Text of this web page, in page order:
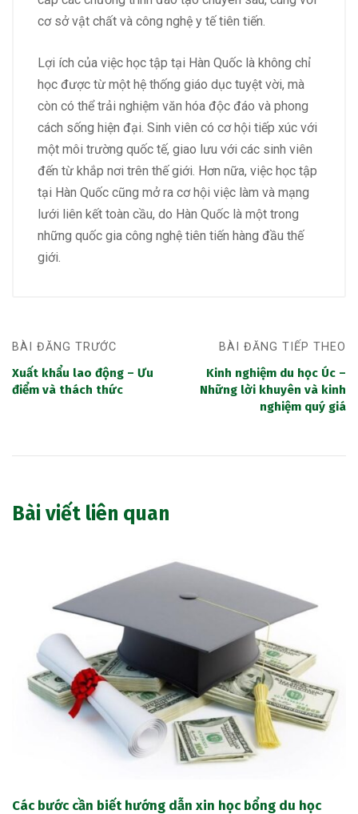
cơ sở vật chất và công nghệ y tế tiên tiến.
Lợi ích của việc học tập tại Hàn Quốc là không chỉ
học được từ một hệ thống giáo dục tuyệt vời, mà
còn có thể trải nghiệm văn hóa độc đáo và phong
cách sống hiện đại. Sinh viên có cơ hội tiếp xúc với
một môi trường quốc tế, giao lưu với các sinh viên
đến từ khắp nơi trên thế giới. Hơn nữa, việc học tập
tại Hàn Quốc cũng mở ra cơ hội việc làm và mạng
lưới liên kết toàn cầu, do Hàn Quốc là một trong
những quốc gia công nghệ tiên tiến hàng đầu thế
giới.
BÀI ĐĂNG TRƯỚC
Xuất khẩu lao động – Ưu
điểm và thách thức
BÀI ĐĂNG TIẾP THEO
Kinh nghiệm du học Úc –
Những lời khuyên và kinh
nghiệm quý giá
Bài viết liên quan
Các bước cần biết hướng dẫn xin học bổng du học